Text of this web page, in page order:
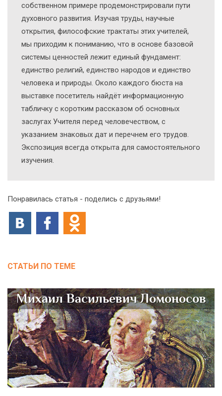
собственном примере продемонстрировали пути
духовного развития. Изучая труды, научные
открытия, философские трактаты этих учителей,
мы приходим к пониманию, что в основе базовой
системы ценностей лежит единый фундамент:
единство религий, единство народов и единство
человека и природы. Около каждого бюста на
выставке посетитель найдёт информационную
табличку с коротким рассказом об основных
заслугах Учителя перед человечеством, с
указанием знаковых дат и перечнем его трудов.
Экспозиция всегда открыта для самостоятельного
изучения.
Понравилась статья - поделись с друзьями!
СТАТЬИ ПО ТЕМЕ
Михаил Васильевич Ломоносов